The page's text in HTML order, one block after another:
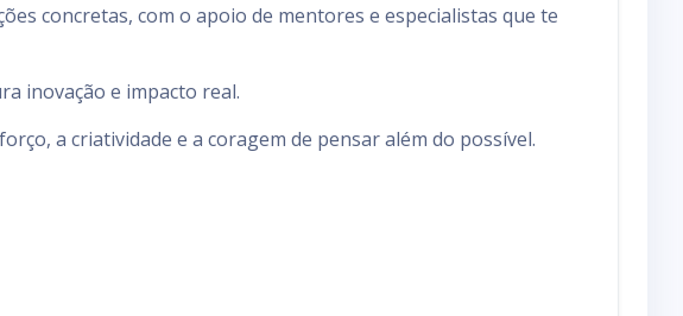
concretas, com o apoio de mentores e especialistas que te
inovação e impacto real.
a criatividade e a coragem de pensar além do possível.